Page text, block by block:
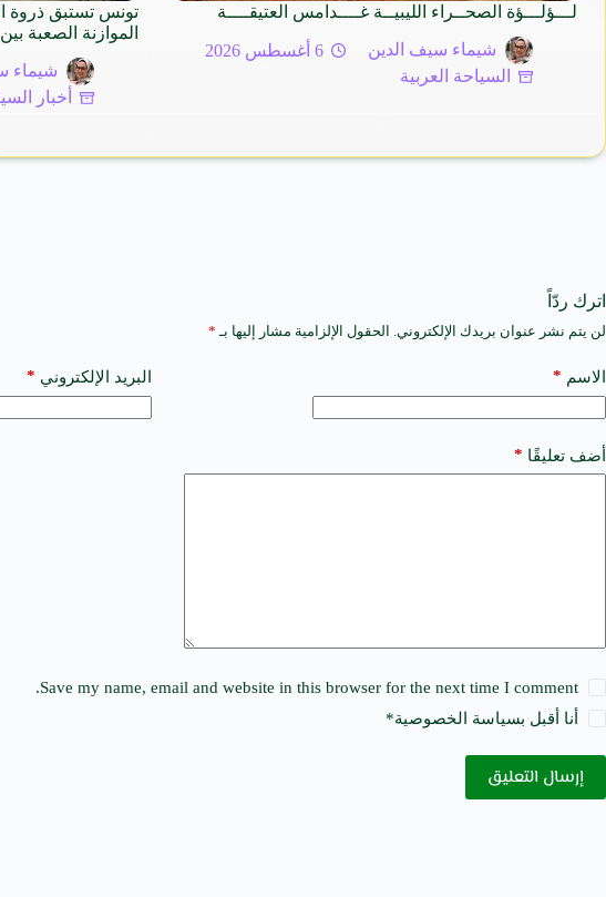
لـــؤلـــؤة الصحــراء الليبيــة غــــدامس العتيقــــة
شيماء سيف الدين
6 أغسطس 2026
السياحة العربية
تونس تستبق ذروة
الموازنة الصعبة
شيماء
أخبار
اترك ردّاً
لن يتم نشر عنوان بريدك الإلكتروني. الحقول الإلزامية مشار إليها بـ *
الاسم * البريد الإلكتروني *
أضف تعليقًا *
Save my name, email and website in this browser for the next time I comment.
أنا أقبل بسياسة الخصوصية*
إرسال التعليق
A
t
e
a
t